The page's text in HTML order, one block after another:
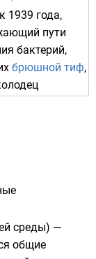
1939 года,
пути
бактерий,
брюшной тиф,
среды) —
общие